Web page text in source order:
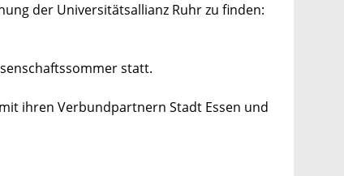
der Universitätsallianz Ruhr zu finden:
statt.
ihren Verbundpartnern Stadt Essen und